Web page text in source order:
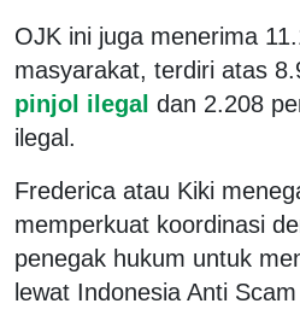
OJK ini juga menerima
masyarakat, terdiri atas
pinjol ilegal dan 2.208
ilegal.
Frederica atau Kiki
memperkuat koordinasi
penegak hukum untuk
lewat Indonesia Anti